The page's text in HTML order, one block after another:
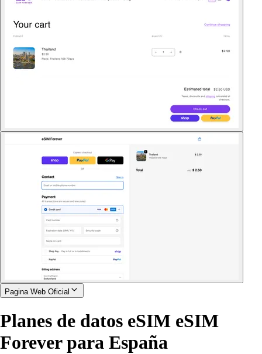
Pagina Web Oficial
Planes de datos eSIM eSIM
Forever para España